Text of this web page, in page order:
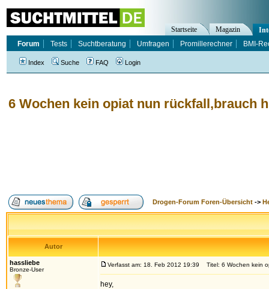
6 Wochen kein opiat nun rückfall,brauch
Drogen-Forum Foren-Übersicht ->
Autor
hassliebe
Bronze-User
Verfasst am: 18. Feb 2012 19:39 Titel: 6 Wochen kein
hey,
Startseite Magazin
Forum
Tests Suchtberatung Umfragen Promillerechner BMI-
Index Suche FAQ Login